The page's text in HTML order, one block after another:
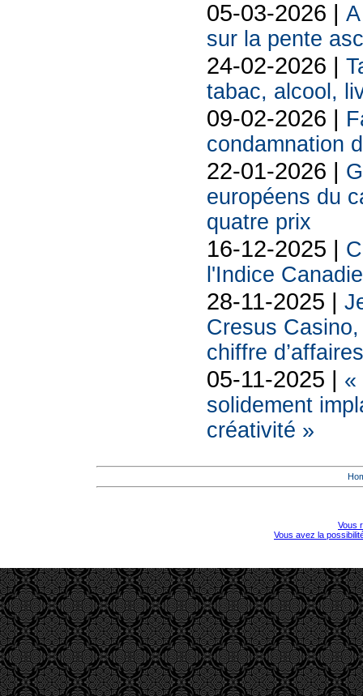
05-03-2026 |
sur la pente
24-02-2026 |
tabac, alcool,
09-02-2026 |
condamnation
22-01-2026 |
européens du
quatre prix
16-12-2025 |
l'Indice
28-11-2025 |
Cresus
chiffre d’affaires
05-11-2025 | «
solidement
créativité »
Vous
Vous avez la